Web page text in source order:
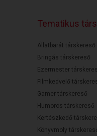
Tematikus
Állatbarát társkereső
Bringás társkereső
Ezermester
Filmkedvelő
Gamer társkereső
Humoros társkereső
Kertészkedő
Könyvmoly